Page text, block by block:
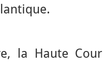
la Haute